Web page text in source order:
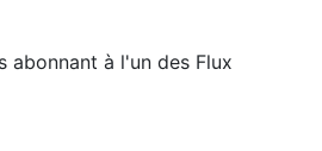
abonnant à l'un des Flux